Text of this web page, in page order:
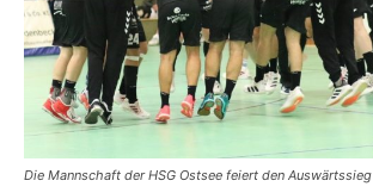
Die Mannschaft der HSG Ostsee feiert den Auswärtssieg